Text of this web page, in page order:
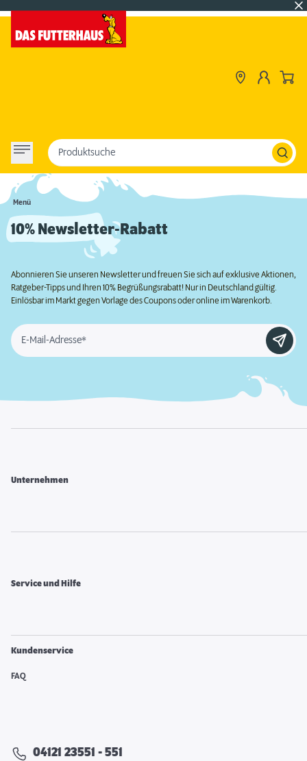
Menü
Produktsuche
10% Newsletter-Rabatt
Abonnieren Sie unseren Newsletter und freuen Sie sich auf exklusive Aktionen,
Ratgeber-Tipps und Ihren 10% Begrüßungsrabatt! Nur in Deutschland gültig.
Einlösbar im Markt gegen Vorlage des Coupons oder online im Warenkorb.
E-Mail-Adresse*
Unternehmen
Service und Hilfe
Kundenservice
FAQ
04121 23551 - 551